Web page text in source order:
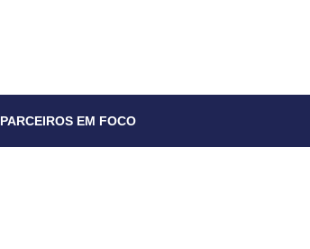
PARCEIROS EM FOCO